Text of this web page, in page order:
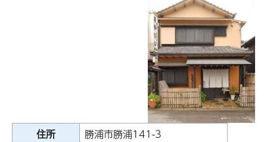
住所
勝浦市勝浦141-3